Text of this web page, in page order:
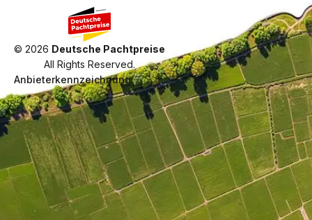
© 2026 Deutsche Pachtpreise
All Rights Reserved.
Anbieterkennzeichnung